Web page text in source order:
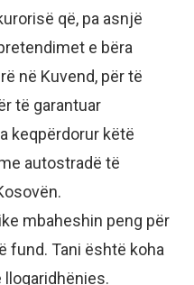
që, pa asnjë
e bëra
në Kuvend, për të
të garantuar
keqpërdorur këtë
autostradë të
mbaheshin peng për
fund. Tani është koha